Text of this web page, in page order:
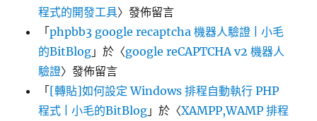
程式的開發工具〉發佈留言
「phpbb3 google recaptcha 機器人驗證 | 小毛
的BitBlog 」於〈google reCAPTCHA v2 機器人
驗證〉發佈留言
「[轉貼]如何設定 Windows 排程自動執行 PHP
程式 | 小毛的BitBlog 」於〈XAMPP,WAMP 排程